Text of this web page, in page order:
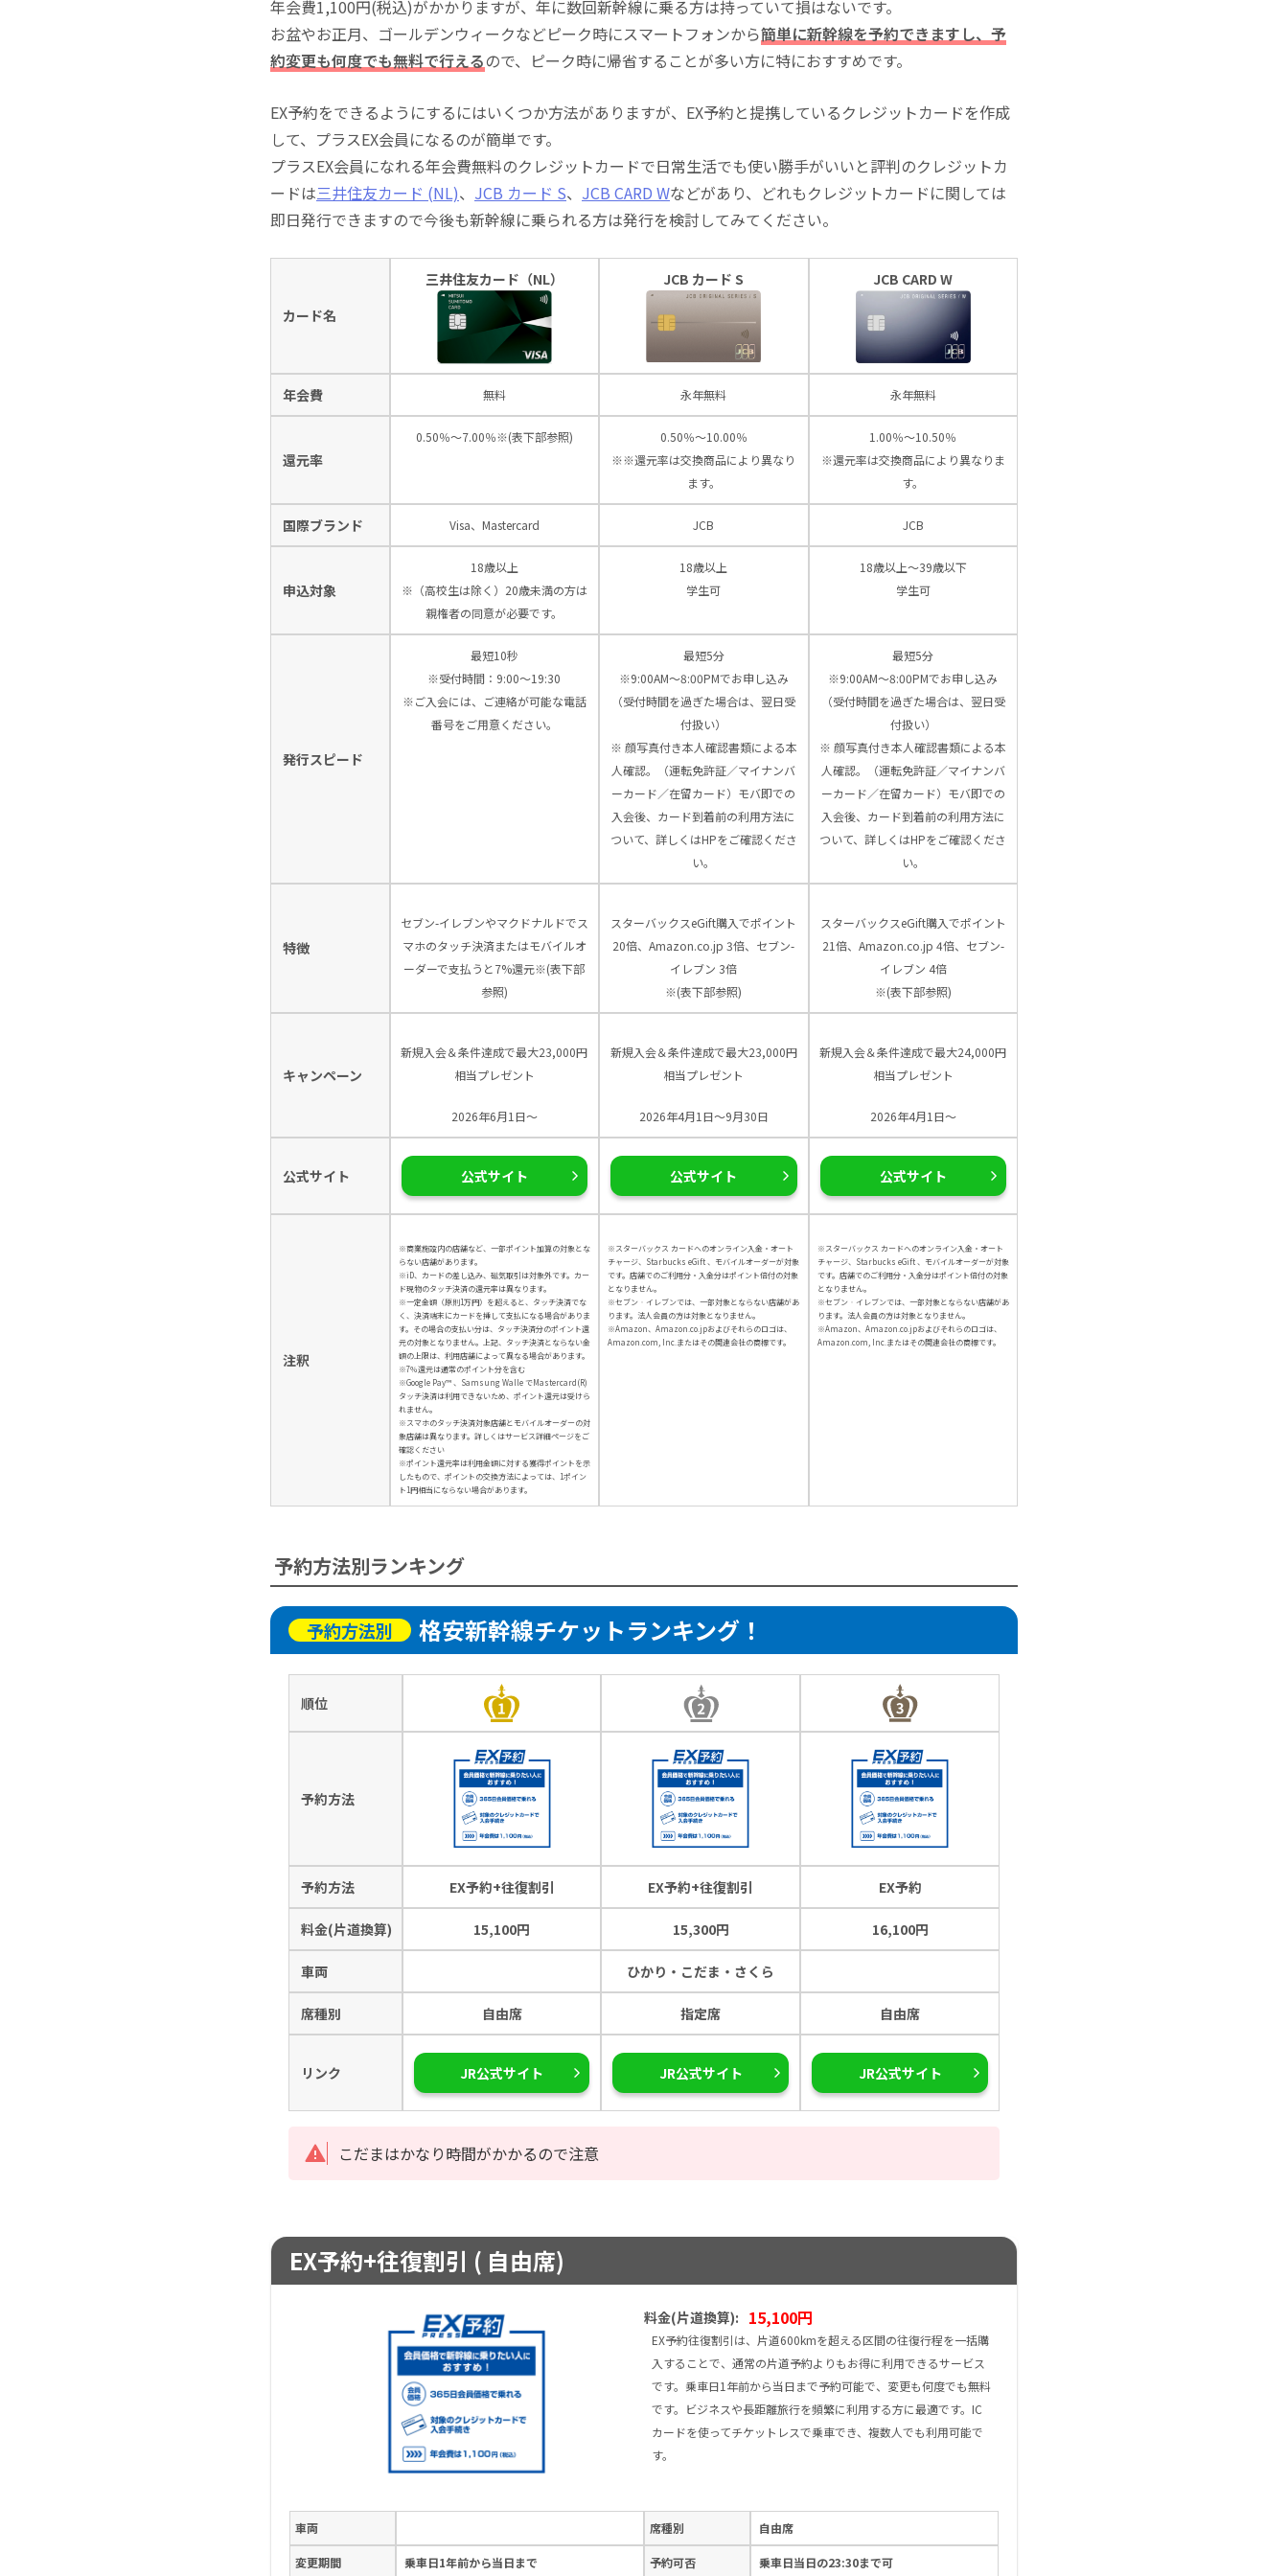
年会費1,100円(税込)がかかりますが、年に数回新幹線に乗る方は持っていて損はないです。
お盆やお正月、ゴールデンウィークなどピーク時にスマートフォンから簡単に新幹線を予約できますし、予
約変更も何度でも無料で行えるので、ピーク時に帰省することが多い方に特におすすめです。
EX予約をできるようにするにはいくつか方法がありますが、EX予約と提携しているクレジットカードを作成
して、プラスEX会員になるのが簡単です。
プラスEX会員になれる年会費無料のクレジットカードで日常生活でも使い勝手がいいと評判のクレジットカ
ードは三井住友カード (NL)、 JCB カード S、 JCB CARD Wなどがあり、どれもクレジットカードに関しては
即日発行できますので今後も新幹線に乗られる方は発行を検討してみてください。
カード名
三井住友カード（NL） JCB カード S JCB CARD W
年会費 無料 永年無料 永年無料
還元率
0.50％～7.00％※(表下部参照)
0.50％～10.00％
※※還元率は交換商品により異なり
ます。
1.00％～10.50％
※還元率は交換商品により異なりま
す。
国際ブランド Visa、Mastercard JCB JCB
申込対象
18歳以上
※（高校生は除く）20歳未満の方は
親権者の同意が必要です。
18歳以上
学生可
18歳以上～39歳以下
学生可
発行スピード
最短10秒
※受付時間：9:00〜19:30
※ご入会には、ご連絡が可能な電話
番号をご用意ください。
最短5分
※9:00AM～8:00PMでお申し込み
（受付時間を過ぎた場合は、翌日受
付扱い）
※ 顔写真付き本人確認書類による本
人確認。（運転免許証／マイナンバ
ーカード／在留カード）モバ即での
入会後、カード到着前の利用方法に
ついて、詳しくはHPをご確認くださ
い。
最短5分
※9:00AM～8:00PMでお申し込み
（受付時間を過ぎた場合は、翌日受
付扱い）
※ 顔写真付き本人確認書類による本
人確認。（運転免許証／マイナンバ
ーカード／在留カード）モバ即での
入会後、カード到着前の利用方法に
ついて、詳しくはHPをご確認くださ
い。
特徴
セブン-イレブンやマクドナルドでス
マホのタッチ決済またはモバイルオ
ーダーで支払うと7%還元※(表下部
参照)
スターバックスeGift購入でポイント
20倍、Amazon.co.jp 3倍、セブン-
イレブン 3倍
※(表下部参照)
スターバックスeGift購入でポイント
21倍、Amazon.co.jp 4倍、セブン-
イレブン 4倍
※(表下部参照)
キャンペーン
新規入会＆条件達成で最大23,000円
相当プレゼント
2026年6月1日～
新規入会＆条件達成で最大23,000円
相当プレゼント
2026年4月1日～9月30日
新規入会＆条件達成で最大24,000円
相当プレゼント
2026年4月1日～
公式サイト 公式サイト 公式サイト 公式サイト
注釈
※商業施設内の店舗など、一部ポイント加算の対象とな
らない店舗があります。
※iD、カードの差し込み、磁気取引は対象外です。カー
ド現物のタッチ決済の還元率は異なります。
※一定金額（原則1万円）を超えると、タッチ決済でな
く、決済端末にカードを挿して支払になる場合がありま
す。その場合の支払い分は、タッチ決済分のポイント還
元の対象となりません。上記、タッチ決済とならない金
額の上限は、利用店舗によって異なる場合があります。
※7％還元は通常のポイント分を含む
※Google Pay™ 、Samsung Walle でMastercard(R)
タッチ決済は利用できないため、ポイント還元は受けら
れません。
※スマホのタッチ決済対象店舗とモバイルオーダーの対
象店舗は異なります。詳しくはサービス詳細ページをご
確認ください
※ポイント還元率は利用金額に対する獲得ポイントを示
したもので、ポイントの交換方法によっては、1ポイン
ト1円相当にならない場合があります。
※スターバックス カードへのオンライン入金・オート
チャージ、Starbucks eGift 、モバイルオーダーが対象
です。店舗でのご利用分・入金分はポイント倍付の対象
となりません。
※セブン‐イレブンでは、一部対象とならない店舗があ
ります。法人会員の方は対象となりません。
※Amazon、Amazon.co.jpおよびそれらのロゴは、
Amazon.com, Inc.またはその関連会社の商標です。
※スターバックス カードへのオンライン入金・オート
チャージ、Starbucks eGift 、モバイルオーダーが対象
です。店舗でのご利用分・入金分はポイント倍付の対象
となりません。
※セブン‐イレブンでは、一部対象とならない店舗があ
ります。法人会員の方は対象となりません。
※Amazon、Amazon.co.jpおよびそれらのロゴは、
Amazon.com, Inc.またはその関連会社の商標です。
予約方法別ランキング
予約方法別 格安新幹線チケットランキング！
順位
予約方法
予約方法 EX予約+往復割引 EX予約+往復割引 EX予約
料金(片道換算) 15,100円 15,300円 16,100円
車両 ひかり・こだま・さくら
席種別 自由席 指定席 自由席
リンク JR公式サイト JR公式サイト JR公式サイト
こだまはかなり時間がかかるので注意
EX予約+往復割引 ( 自由席)
料金(片道換算): 15,100円
EX予約往復割引は、片道600kmを超える区間の往復行程を一括購
入することで、通常の片道予約よりもお得に利用できるサービス
です。乗車日1年前から当日まで予約可能で、変更も何度でも無料
です。ビジネスや長距離旅行を頻繁に利用する方に最適です。IC
カードを使ってチケットレスで乗車でき、複数人でも利用可能で
す。
車両 席種別 自由席
変更期間 乗車日1年前から当日まで 予約可否 乗車日当日の23:30まで可